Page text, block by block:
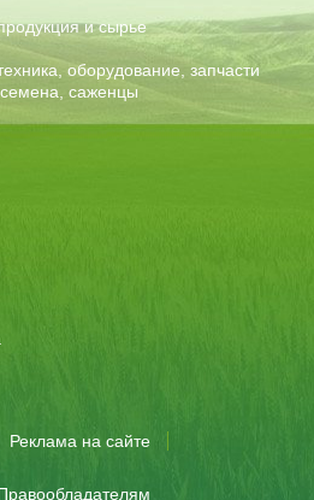
и сырье
оборудование, запчасти
саженцы
Реклама на сайте